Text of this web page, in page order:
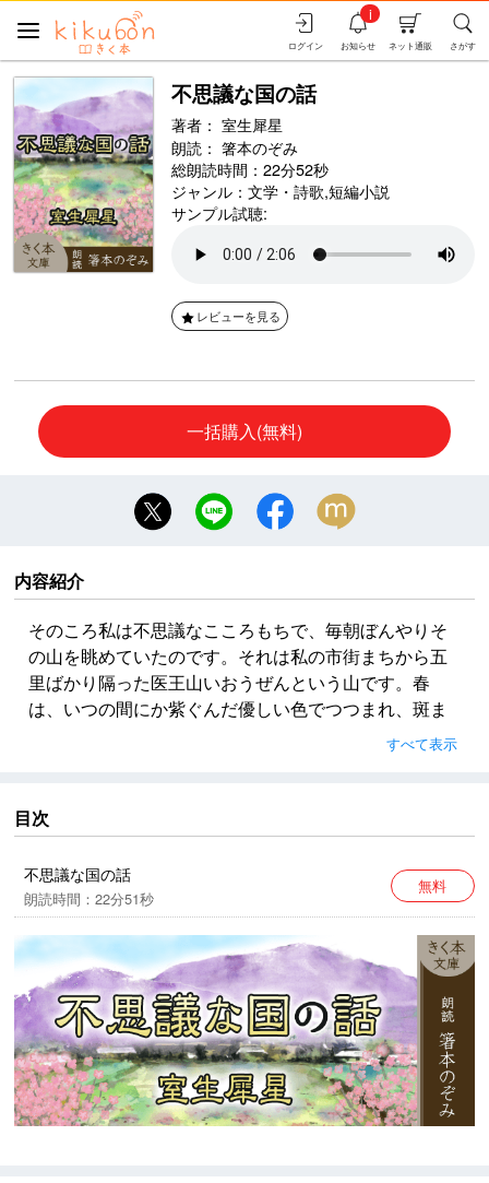
さがす
ネット通販
お知らせ
i
ログイン
不思議な国の話
著者： 室生犀星
朗読： 箸本のぞみ
総朗読時間：22分52秒
ジャンル： 文学・詩歌,短編小説
サンプル試聴:
レビューを見る
一括購入(無料)
内容紹介
そのころ私は不思議なこころもちで、毎朝ぼんやりそ
の山を眺めていたのです。それは私の市街まちから五
里ばかり隔った医王山いおうぜんという山です。春
は、いつの間にか紫ぐんだ優しい色でつつまれ、斑ま
だら牛のように、残雪をところどころに染め、そして
いつまでも静かに聳そびえているのです。その山の前
れよりも一層いっそう紫いろをして、一層静かになっ
て見えました――
※この作品は、今日からみれば、不適切と受け取られる
可能性のある表現がみられますが、作品が発表された
時代背景を考慮したことと、著者に断りなく文章を改
変する事は著者の創作意図を正確に伝える事が出来な
くなる可能性もあるので、そのままと致しました。
すべて表示
目次
不思議な国の話
朗読時間：22分51秒
無料